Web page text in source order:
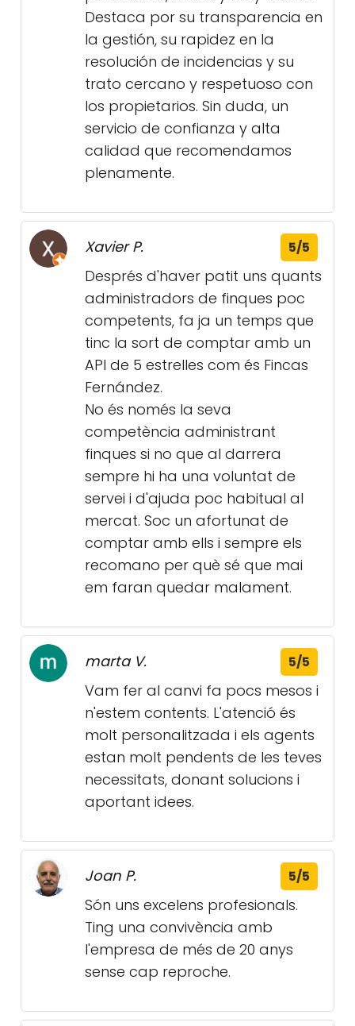
Destaca por su transparencia en
la gestión, su rapidez en la
resolución de incidencias y su
trato cercano y respetuoso con
los propietarios. Sin duda, un
servicio de confianza y alta
calidad que recomendamos
plenamente.
Xavier P. 5/5
Després d'haver patit uns quants
administradors de finques poc
competents, fa ja un temps que
tinc la sort de comptar amb un
API de 5 estrelles com és Fincas
Fernández.
No és només la seva
competència administrant
finques si no que al darrera
sempre hi ha una voluntat de
servei i d'ajuda poc habitual al
mercat. Soc un afortunat de
comptar amb ells i sempre els
recomano per què sé que mai
em faran quedar malament.
marta V. 5/5
Vam fer al canvi fa pocs mesos i
n'estem contents. L'atenció és
molt personalitzada i els agents
estan molt pendents de les teves
necessitats, donant solucions i
aportant idees.
Joan P. 5/5
Són uns excelens profesionals.
Ting una convivència amb
l'empresa de més de 20 anys
sense cap reproche.